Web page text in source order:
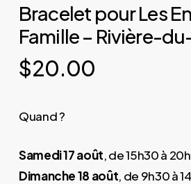
Bracelet pour Les
Famille – Rivière-
$20.00
Quand ?
Samedi 17 août, de 15h30 à 20h
Dimanche 18 août, de 9h30 à